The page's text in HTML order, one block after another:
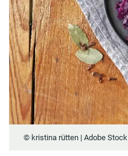
© kristina rütten | Adobe Stock